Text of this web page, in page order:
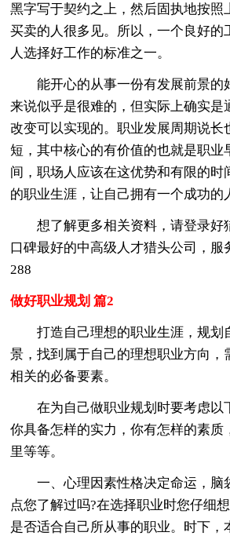
黑字写于契约之上，然后固执地按照
买卖的人很多见。所以，一个良好的
人选择好工作的标准之一。
能开心的从事一份有发展前景的
来说似乎是很难的，但实际上确实是
改变可以实现的。职业发展周期说长
短，其中核心的有价值的也就是职业
间，职场人应该在这优势和有限的时
的职业生涯，让自己拥有一个成功的
想了解更多相关资料，请登录好
口碑最好的中高级人才猎头公司，服
288
做好职业规划 篇2
打造自己理想的职业生涯，规划
景，找到属于自己的理想职业方向，
相关的必备要素。
在为自己做职业规划时要考虑以
你具备怎样的实力，你有怎样的素质
里等等。
一、心理因素性格决定命运，脑
点您了解过吗?在选择职业时您仔细
是否适合自己所从事的职业。时下，